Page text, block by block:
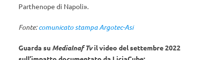
Parthenope di Napoli».
Fonte:comunicato stampa Argotec-Asi
Guarda su MediaInaf Tvil video del settembre 2022